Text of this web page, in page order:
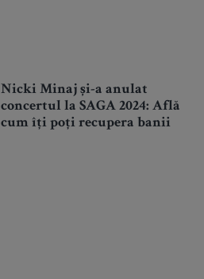
Nicki Minaj și-a anulat
concertul la SAGA 2024: Află
cum îți poți recupera banii